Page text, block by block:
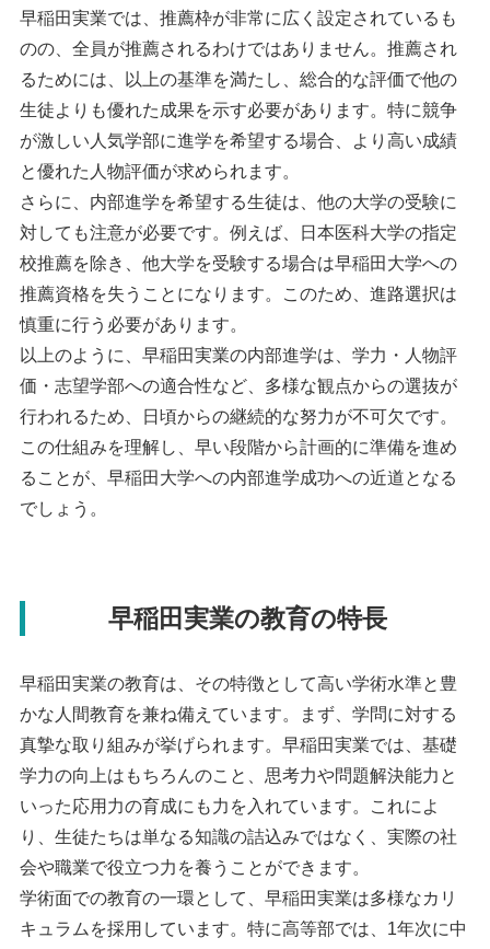
早稲田実業では、推薦枠が非常に広く設定されているも
のの、全員が推薦されるわけではありません。推薦され
るためには、以上の基準を満たし、総合的な評価で他の
生徒よりも優れた成果を示す必要があります。特に競争
が激しい人気学部に進学を希望する場合、より高い成績
と優れた人物評価が求められます。
さらに、内部進学を希望する生徒は、他の大学の受験に
対しても注意が必要です。例えば、日本医科大学の指定
校推薦を除き、他大学を受験する場合は早稲田大学への
推薦資格を失うことになります。このため、進路選択は
慎重に行う必要があります。
以上のように、早稲田実業の内部進学は、学力・人物評
価・志望学部への適合性など、多様な観点からの選抜が
行われるため、日頃からの継続的な努力が不可欠です。
この仕組みを理解し、早い段階から計画的に準備を進め
ることが、早稲田大学への内部進学成功への近道となる
でしょう。
早稲田実業の教育の特長
早稲田実業の教育は、その特徴として高い学術水準と豊
かな人間教育を兼ね備えています。まず、学問に対する
真摯な取り組みが挙げられます。早稲田実業では、基礎
学力の向上はもちろんのこと、思考力や問題解決能力と
いった応用力の育成にも力を入れています。これによ
り、生徒たちは単なる知識の詰込みではなく、実際の社
会や職業で役立つ力を養うことができます。
学術面での教育の一環として、早稲田実業は多様なカリ
キュラムを採用しています。特に高等部では、1年次に中